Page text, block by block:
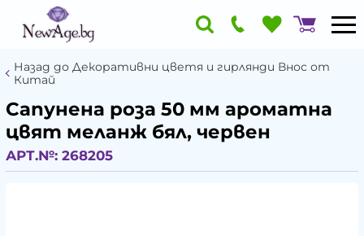
Назад до Декоративни цветя и гирлянди Внос от
Китай
Сапунена роза 50 мм ароматна
цвят меланж бял, червен
АРТ.№: 268205